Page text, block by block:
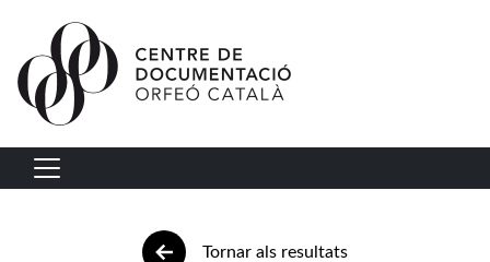
Vés al contingut
Navegació principal
Tornar als resultats